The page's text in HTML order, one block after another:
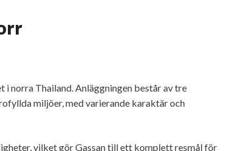
norra Thailand. Anläggningen består av tre
miljöer, med varierande karaktär och
vilket gör Gassan till ett komplett resmål för